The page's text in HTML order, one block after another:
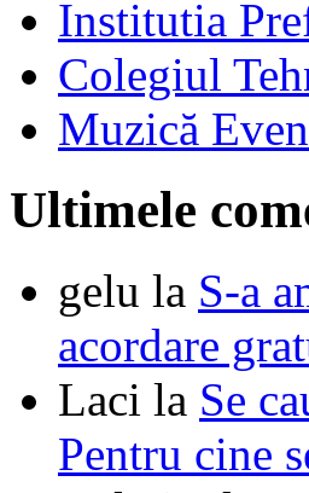
Institutia
Colegiul
Muzică
Ultimele
gelu la S-a
acordare
Laci la Se
Pentru cine